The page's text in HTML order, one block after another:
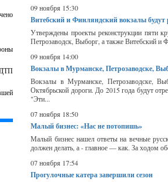
ДТП
09 ноября 15:30
Витебский и Финляндский вокзалы будут
Утверждены проекты реконструкции пяти
Петрозаводск, Выборг, а также Витебский
09 ноября 14:00
Вокзалы в Мурманске, Петрозаводске,
Вокзалы в Мурманске, Петрозаводске,
Октябрьской дороги. До 2015 года будут
"Эти...
07 ноября 18:50
Малый бизнес: «Нас не потопишь»
Малый бизнес нашел ответы на вечные
должен делать, а - главное — как. За ходом
07 ноября 17:54
Прогулочные катера завершили сезон